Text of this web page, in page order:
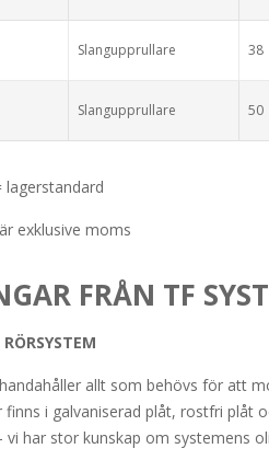
Slangupprullare 38
Slangupprullare 50
lagerstandard
exklusive moms
FRÅN TF
allt som behövs för att
finns i galvaniserad plåt, rostfri plåt
vi har stor kunskap om systemens